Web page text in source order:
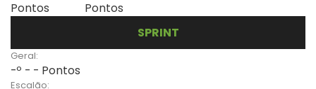
Pontos
Pontos
SPRINT
Geral:
-º - - Pontos
Escalão: